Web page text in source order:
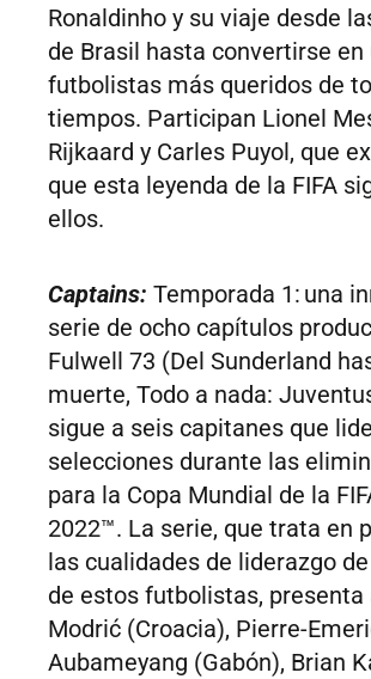
Ronaldinho y su viaje desde
de Brasil hasta convertirse en
futbolistas más queridos de
tiempos. Participan Lionel
Rijkaard y Carles Puyol, que
que esta leyenda de la FIFA
ellos.
Captains: Temporada 1: una
serie de ocho capítulos
Fulwell 73 (Del Sunderland
muerte, Todo a nada:
sigue a seis capitanes que
selecciones durante las
para la Copa Mundial de la
2022™. La serie, que trata en
las cualidades de liderazgo
de estos futbolistas, presenta
Modrić (Croacia), Pierre-
Aubameyang (Gabón), Brian